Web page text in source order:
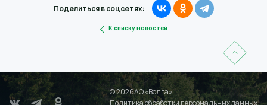
К списку новостей
Поделиться в соцсетях:
© 2026АО «Волга»
Политика обработки персональных данных